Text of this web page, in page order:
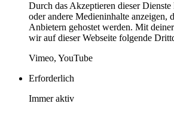
Durch das Akzeptieren dieser
oder andere Medieninhalte anzeigen,
Anbietern gehostet werden. Mit
wir auf dieser Webseite folgende
Vimeo, YouTube
Erforderlich
Immer aktiv